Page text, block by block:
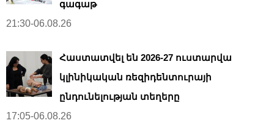
գագաթ
21:30-06.08.26
Հաստատվել են 2026-27 ուստարվա
կլինիկական ռեզիդենտուրայի
ընդունելության տեղերը
17:05-06.08.26